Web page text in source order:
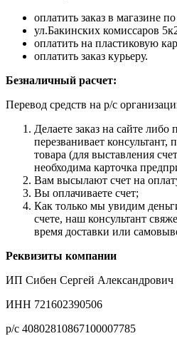
оплатить заказ в магазине
ул.Бакинских комиссаров
оплатить на пластиковую
оплатить заказ курьеру.
Безналичный расчет:
Перевод средств на р/с
Делаете заказ на сайте либо
перезванивает консультант,
товара (для выставления
необходима карточка
Вам высылают счет на
Вы оплачиваете счет;
Как только мы увидим
счете, наш консультант
время доставки или
Реквизиты компании
ИП Сибен Сергей Александрович
ИНН 721602390506
р/с 40802810867100007785